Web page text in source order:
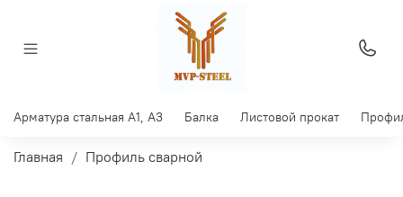
Арматура стальная A1, A3 Балка Листовой прокат
Главная Профиль сварной